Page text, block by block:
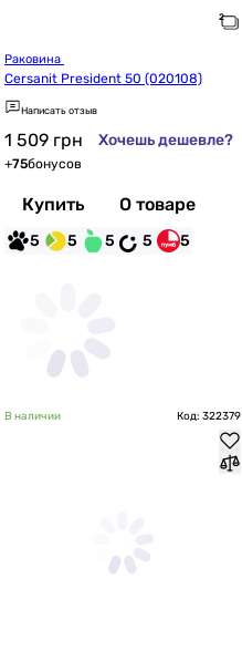
Cersanit President 50 (020108)
Написать отзыв
1 509 грн Хочешь дешевле?
+75бонусов
Купить О товаре
5 5 5 5 5
В наличии Код: 322379